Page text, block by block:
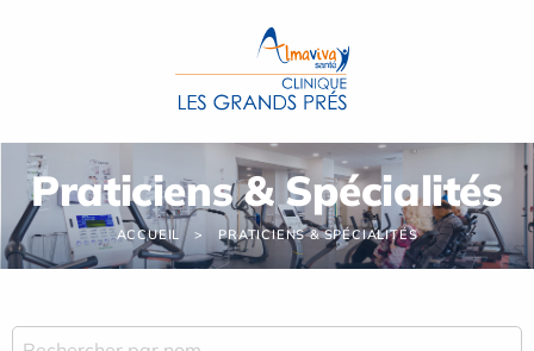
Praticiens & Spécialités
ACCUEIL PRATICIENS & SPÉCIALITÉS